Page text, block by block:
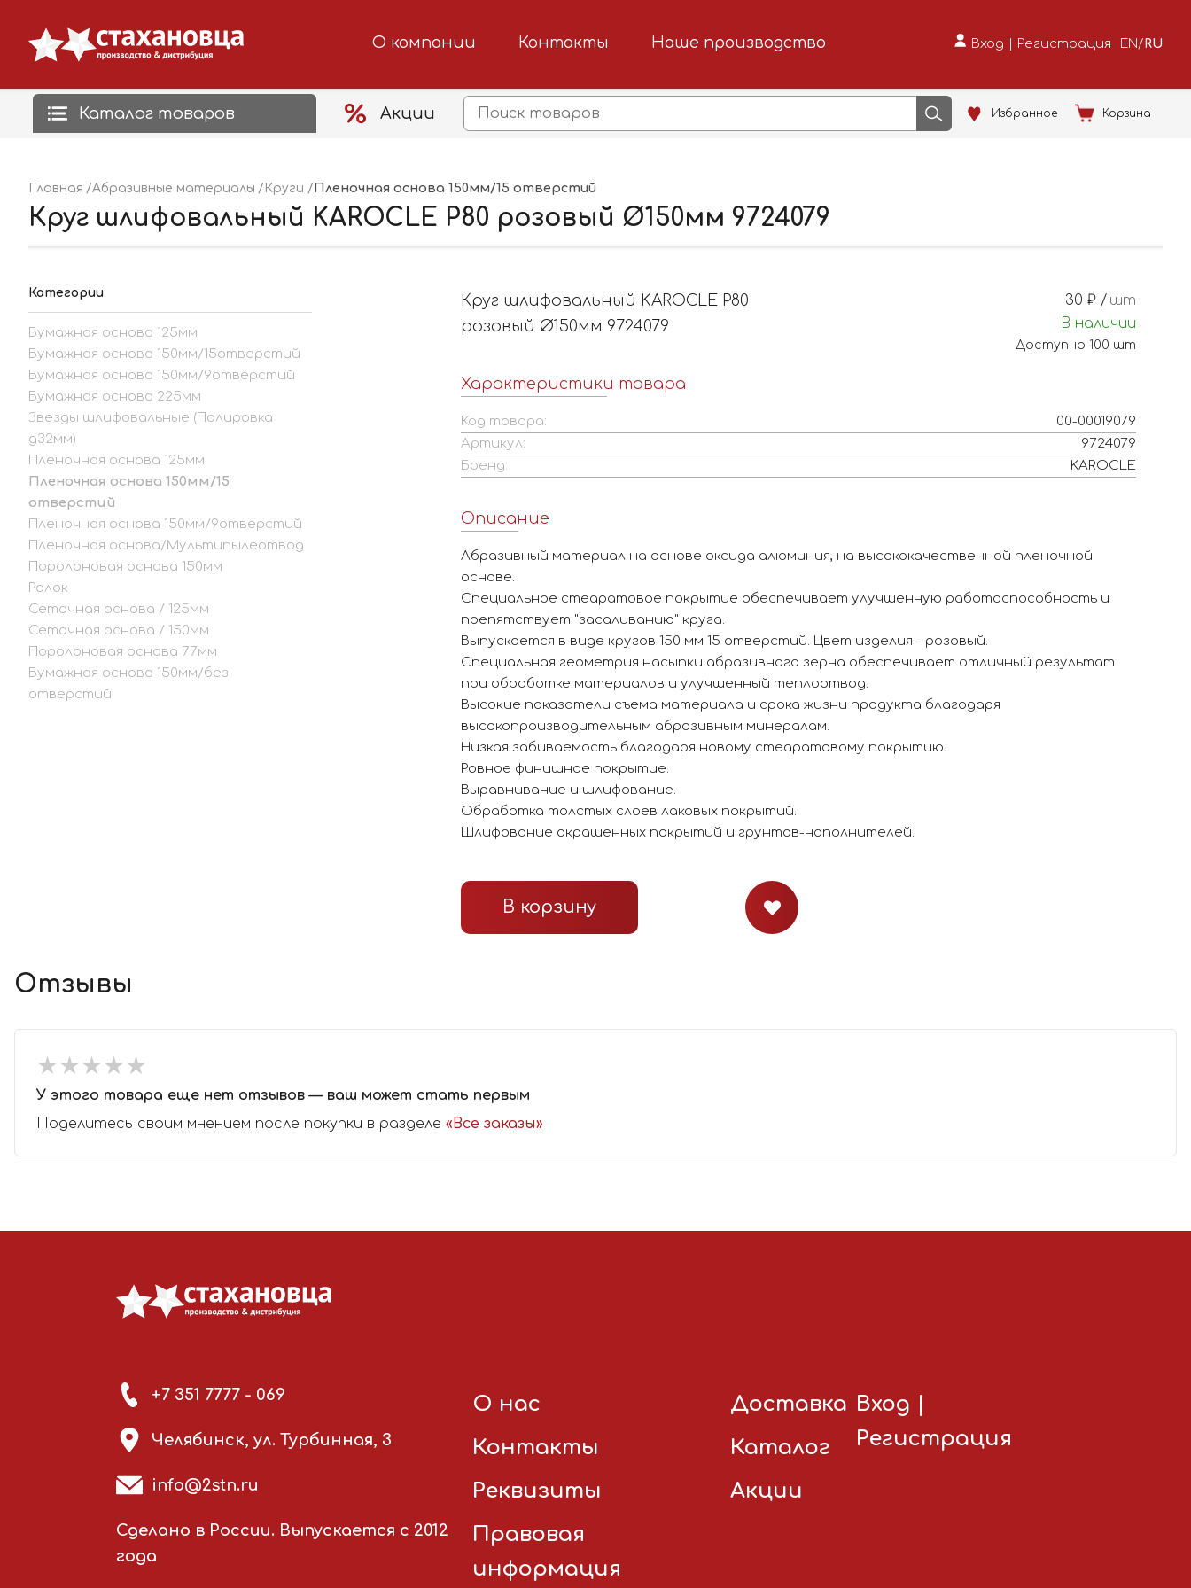
О компании Контакты Наше производство Вход | Регистрация EN /RU
Каталог товаров Акции Избранное Корзина
Главная Абразивные материалы Круги Пленочная основа 150мм/15 отверстий
Круг шлифовальный KAROCLE P80 розовый Ø150мм 9724079
Категории
Бумажная основа 125мм
Бумажная основа 150мм/15отверстий
Бумажная основа 150мм/9отверстий
Бумажная основа 225мм
Звезды шлифовальные (Полировка
д32мм)
Пленочная основа 125мм
Пленочная основа 150мм/15
отверстий
Пленочная основа 150мм/9отверстий
Пленочная основа/Мультипылеотвод
Поролоновая основа 150мм
Ролок
Сеточная основа / 125мм
Сеточная основа / 150мм
Поролоновая основа 77мм
Бумажная основа 150мм/без
отверстий
Круг шлифовальный KAROCLE P80
розовый Ø150мм 9724079
Характеристики товара
Код товара:
00-00019079
Артикул:
9724079
Бренд:
KAROCLE
Описание
Абразивный материал на основе оксида алюминия, на высококачественной пленочной
основе.
Специальное стеаратовое покрытие обеспечивает улучшенную работоспособность и
препятствует "засаливанию" круга.
Выпускается в виде кругов 150 мм 15 отверстий. Цвет изделия – розовый.
Специальная геометрия насыпки абразивного зерна обеспечивает отличный результат
при обработке материалов и улучшенный теплоотвод.
Высокие показатели съема материала и срока жизни продукта благодаря
высокопроизводительным абразивным минералам.
Низкая забиваемость благодаря новому стеаратовому покрытию.
Ровное финишное покрытие.
Выравнивание и шлифование.
Обработка толстых слоев лаковых покрытий.
Шлифование окрашенных покрытий и грунтов-наполнителей.
30 ₽ / шт
В наличии
Доступно 100 шт
В корзину
Отзывы
★★★★★
★★★★★
У этого товара еще нет отзывов — ваш может стать первым
Поделитесь своим мнением после покупки в разделе «Все заказы»
+7 351 7777 - 069
Челябинск, ул. Турбинная, 3
info@2stn.ru
Сделано в России. Выпускается с 2012
года
О нас
Контакты
Реквизиты
Правовая
информация
Доставка
Каталог
Акции
Вход |
Регистрация